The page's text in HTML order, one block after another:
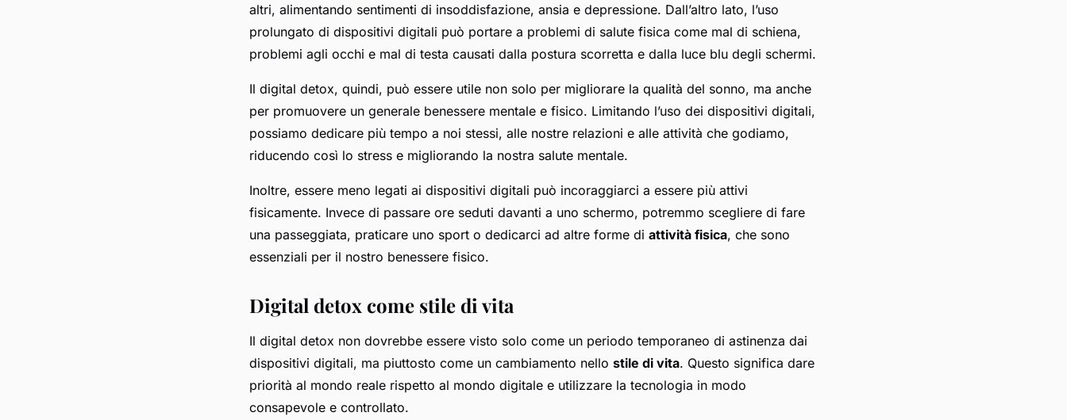
altri, alimentando sentimenti di insoddisfazione, ansia e depressione. Dall’altro lato, l’uso
prolungato di dispositivi digitali può portare a problemi di salute fisica come mal di schiena,
problemi agli occhi e mal di testa causati dalla postura scorretta e dalla luce blu degli schermi.
Il digital detox, quindi, può essere utile non solo per migliorare la qualità del sonno, ma anche
per promuovere un generale benessere mentale e fisico. Limitando l’uso dei dispositivi digitali,
possiamo dedicare più tempo a noi stessi, alle nostre relazioni e alle attività che godiamo,
riducendo così lo stress e migliorando la nostra salute mentale.
Inoltre, essere meno legati ai dispositivi digitali può incoraggiarci a essere più attivi
fisicamente. Invece di passare ore seduti davanti a uno schermo, potremmo scegliere di fare
una passeggiata, praticare uno sport o dedicarci ad altre forme di attività fisica, che sono
essenziali per il nostro benessere fisico.
Digital detox come stile di vita
Il digital detox non dovrebbe essere visto solo come un periodo temporaneo di astinenza dai
dispositivi digitali, ma piuttosto come un cambiamento nello stile di vita. Questo significa dare
priorità al mondo reale rispetto al mondo digitale e utilizzare la tecnologia in modo
consapevole e controllato.